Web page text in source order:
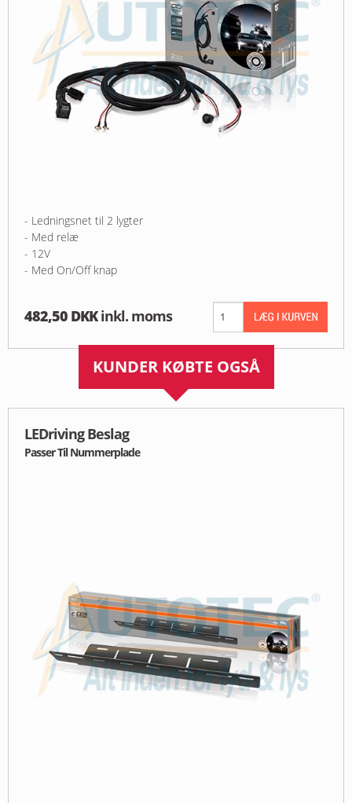
- Ledningsnet til 2 lygter
- Med relæ
- 12V
- Med On/Off knap
482,50 DKK inkl. moms
KUNDER KØBTE OGSÅ
LEDriving Beslag
Passer Til Nummerplade